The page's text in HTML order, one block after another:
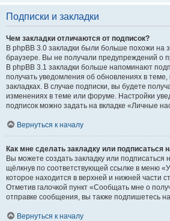
Подписки и закладки
Чем закладки отличаются от подписок?
В phpBB 3.0 закладки были больше похожи на
браузере. Вы не получали предупреждений о
В phpBB 3.1 закладки больше напоминают
получать уведомления об обновлениях в
закладках. В случае подписки, вы будете
изменениях в теме или форуме. Настройки
подписок можно задать на вкладке «Личные
Вернуться к началу
Как мне сделать закладку или подписаться
Вы можете создать закладку или подписаться
щёлкнув по соответствующей ссылке в меню
которое находится в верхней и нижней части
Отметив галочкой пункт «Сообщать мне о
отправке сообщения, вы также подпишетесь
Вернуться к началу